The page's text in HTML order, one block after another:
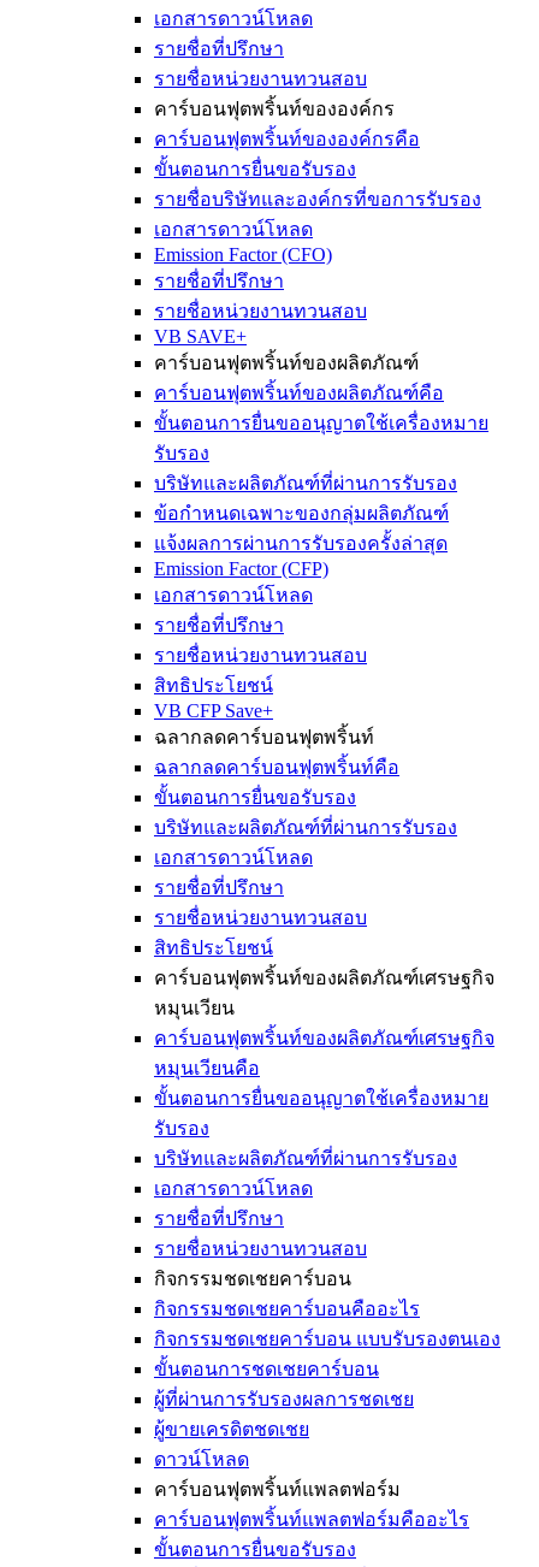
เอกสารดาวน์โหลด
รายชื่อที่ปรึกษา
รายชื่อหน่วยงานทวนสอบ
คาร์บอนฟุตพริ้นท์ขององค์กร
คาร์บอนฟุตพริ้นท์ขององค์กรคือ
ขั้นตอนการยื่นขอรับรอง
รายชื่อบริษัทและองค์กรที่ขอการรับรอง
เอกสารดาวน์โหลด
Emission Factor (CFO)
รายชื่อที่ปรึกษา
รายชื่อหน่วยงานทวนสอบ
VB SAVE+
คาร์บอนฟุตพริ้นท์ของผลิตภัณฑ์
คาร์บอนฟุตพริ้นท์ของผลิตภัณฑ์คือ
ขั้นตอนการยื่นขออนุญาตใช้เครื่องหมาย
รับรอง
บริษัทและผลิตภัณฑ์ที่ผ่านการรับรอง
ข้อกำหนดเฉพาะของกลุ่มผลิตภัณฑ์
แจ้งผลการผ่านการรับรองครั้งล่าสุด
Emission Factor (CFP)
เอกสารดาวน์โหลด
รายชื่อที่ปรึกษา
รายชื่อหน่วยงานทวนสอบ
สิทธิประโยชน์
VB CFP Save+
ฉลากลดคาร์บอนฟุตพริ้นท์
ฉลากลดคาร์บอนฟุตพริ้นท์คือ
ขั้นตอนการยื่นขอรับรอง
บริษัทและผลิตภัณฑ์ที่ผ่านการรับรอง
เอกสารดาวน์โหลด
รายชื่อที่ปรึกษา
รายชื่อหน่วยงานทวนสอบ
สิทธิประโยชน์
คาร์บอนฟุตพริ้นท์ของผลิตภัณฑ์เศรษฐกิจ
หมุนเวียน
คาร์บอนฟุตพริ้นท์ของผลิตภัณฑ์เศรษฐกิจ
หมุนเวียนคือ
ขั้นตอนการยื่นขออนุญาตใช้เครื่องหมาย
รับรอง
บริษัทและผลิตภัณฑ์ที่ผ่านการรับรอง
เอกสารดาวน์โหลด
รายชื่อที่ปรึกษา
รายชื่อหน่วยงานทวนสอบ
กิจกรรมชดเชยคาร์บอน
กิจกรรมชดเชยคาร์บอนคืออะไร
กิจกรรมชดเชยคาร์บอน แบบรับรองตนเอง
ขั้นตอนการชดเชยคาร์บอน
ผู้ที่ผ่านการรับรองผลการชดเชย
ผู้ขายเครดิตชดเชย
ดาวน์โหลด
คาร์บอนฟุตพริ้นท์แพลตฟอร์ม
คาร์บอนฟุตพริ้นท์แพลตฟอร์มคืออะไร
ขั้นตอนการยื่นขอรับรอง